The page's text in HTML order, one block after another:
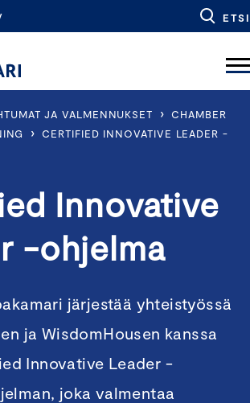
ETSI
JA VALMENNUKSET › CHAMBER
› CERTIFIED INNOVATIVE LEADER -
Innovative
-ohjelma
järjestää yhteistyössä
ja WisdomHousen kanssa
Innovative Leader -
joka valmentaa